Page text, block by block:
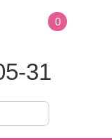
31
0